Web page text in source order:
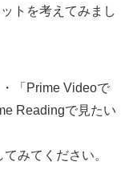
トを考えてみまし
「Prime Videoで
Readingで見たい
みてください。